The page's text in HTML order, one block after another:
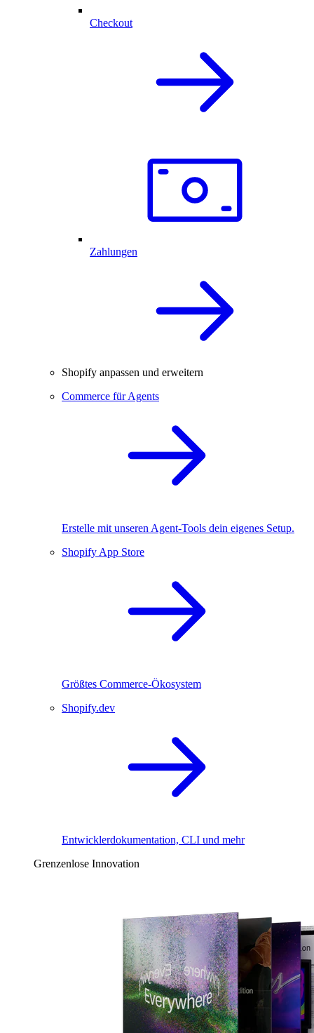
Checkout
Zahlungen
Shopify anpassen und erweitern
Commerce für Agents
Erstelle mit unseren Agent-Tools dein eigenes Setup.
Shopify App Store
Größtes Commerce-Ökosystem
Shopify.dev
Entwicklerdokumentation, CLI und mehr
Grenzenlose Innovation